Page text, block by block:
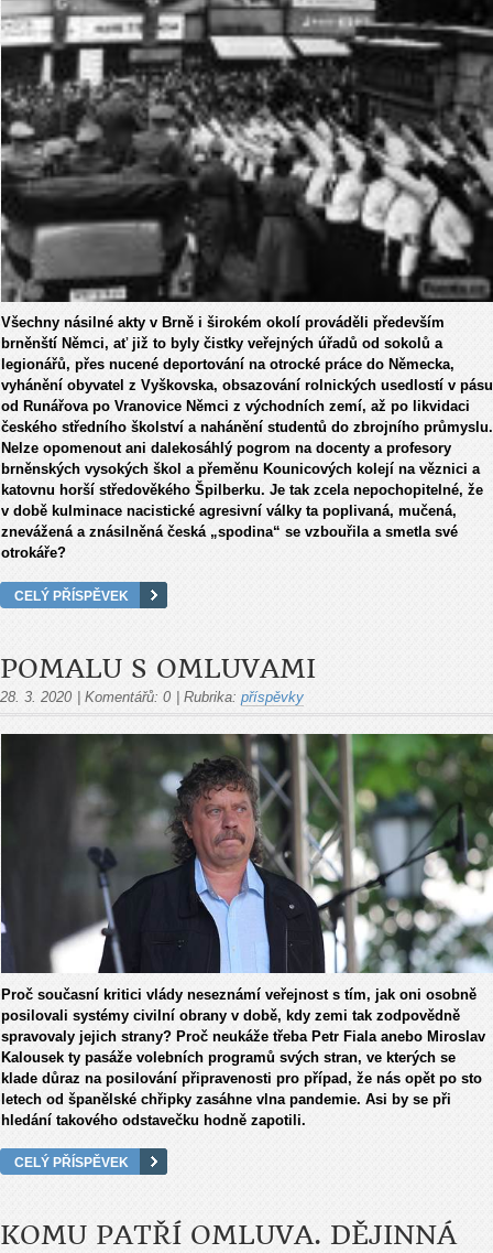
Všechny násilné akty v Brně i širokém okolí prováděli především
brněnští Němci, ať již to byly čistky veřejných úřadů od sokolů a
legionářů, přes nucené deportování na otrocké práce do Německa,
vyhánění obyvatel z Vyškovska, obsazování rolnických usedlostí v pásu
od Runářova po Vranovice Němci z východních zemí, až po likvidaci
českého středního školství a nahánění studentů do zbrojního průmyslu.
Nelze opomenout ani dalekosáhlý pogrom na docenty a profesory
brněnských vysokých škol a přeměnu Kounicových kolejí na věznici a
katovnu horší středověkého Špilberku. Je tak zcela nepochopitelné, že
v době kulminace nacistické agresivní války ta poplivaná, mučená,
znevážená a znásilněná česká „spodina“ se vzbouřila a smetla své
otrokáře?
CELÝ PŘÍSPĚVEK
POMALU S OMLUVAMI
28. 3. 2020 Komentářů: 0 Rubrika: příspěvky
Proč současní kritici vlády neseznámí veřejnost s tím, jak oni osobně
posilovali systémy civilní obrany v době, kdy zemi tak zodpovědně
spravovaly jejich strany? Proč neukáže třeba Petr Fiala anebo Miroslav
Kalousek ty pasáže volebních programů svých stran, ve kterých se
klade důraz na posilování připravenosti pro případ, že nás opět po sto
letech od španělské chřipky zasáhne vlna pandemie. Asi by se při
hledání takového odstavečku hodně zapotili.
CELÝ PŘÍSPĚVEK
KOMU PATŘÍ OMLUVA. DĚJINNÁ